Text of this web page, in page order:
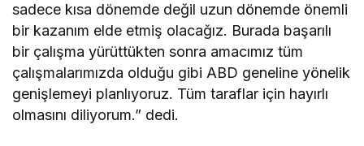
sadece kısa dönemde değil uzun dönemde önemli
bir kazanım elde etmiş olacağız. Burada başarılı
bir çalışma yürüttükten sonra amacımız tüm
çalışmalarımızda olduğu gibi ABD geneline yönelik
genişlemeyi planlıyoruz. Tüm taraflar için hayırlı
olmasını diliyorum.” dedi.